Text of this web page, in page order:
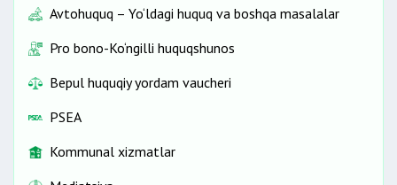
Avtohuquq – Yo‘ldagi huquq va boshqa masalalar
Pro bono-Ko‘ngilli huquqshunos
Bepul huquqiy yordam vaucheri
PSEA
Kommunal xizmatlar